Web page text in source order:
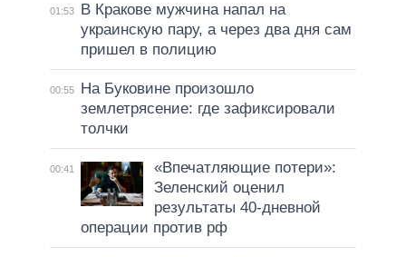
01:53
В Кракове мужчина напал на
украинскую пару, а через два дня сам
пришел в полицию
00:55
На Буковине произошло
землетрясение: где зафиксировали
толчки
00:41
«Впечатляющие потери»:
Зеленский оценил
результаты 40-дневной
операции против рф